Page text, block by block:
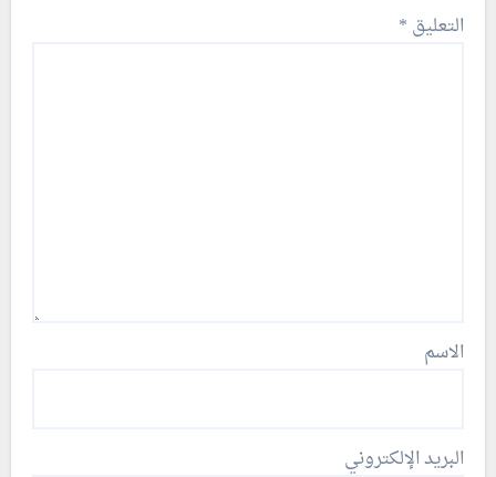
التعليق *
الاسم
البريد الإلكتروني